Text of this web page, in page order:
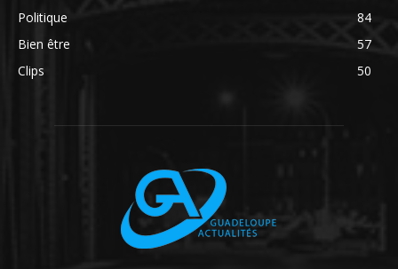
Politique
84
Bien être
57
Clips
50